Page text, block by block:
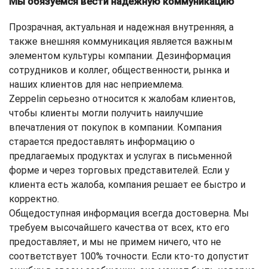
Прозрачная, актуальная и надежная внутренняя, а
также внешняя коммуникация является важным
элементом культуры компании. Дезинформация
сотрудников и коллег, общественности, рынка и
наших клиентов для нас неприемлема.
Zeppelin серьезно относится к жалобам клиентов,
чтобы клиенты могли получить наилучшие
впечатления от покупок в компании. Компания
старается предоставлять информацию о
предлагаемых продуктах и ​​услугах в письменной
форме и через торговых представителей. Если у
клиента есть жалоба, компания решает ее быстро и
корректно.
Общедоступная информация всегда достоверна. Мы
требуем высочайшего качества от всех, кто его
предоставляет, и мы не примем ничего, что не
соответствует 100% точности. Если кто-то допустит